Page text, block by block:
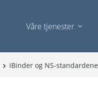
Våre tjenester
iBinder og NS-standardene